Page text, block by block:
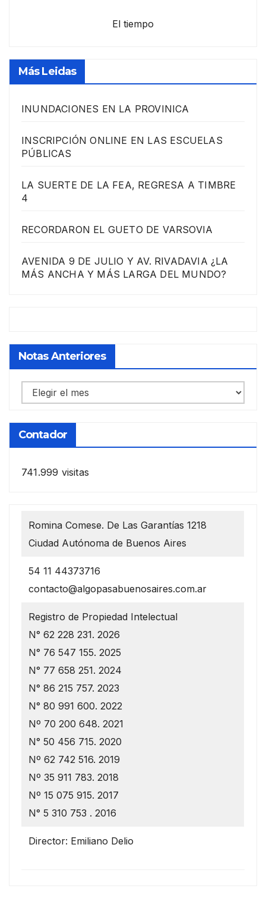
El tiempo
Más Leidas
INUNDACIONES EN LA PROVINICA
INSCRIPCIÓN ONLINE EN LAS ESCUELAS
PÚBLICAS
LA SUERTE DE LA FEA, REGRESA A TIMBRE
4
RECORDARON EL GUETO DE VARSOVIA
AVENIDA 9 DE JULIO Y AV. RIVADAVIA ¿LA
MÁS ANCHA Y MÁS LARGA DEL MUNDO?
Notas Anteriores
Notas
anteriores
Contador
741.999 visitas
Romina Comese. De Las Garantías 1218
Ciudad Autónoma de Buenos Aires
54 11 44373716
contacto@algopasabuenosaires.com.ar
Registro de Propiedad Intelectual
N° 62 228 231. 2026
N° 76 547 155. 2025
N° 77 658 251. 2024
N° 86 215 757. 2023
N° 80 991 600. 2022
Nº 70 200 648. 2021
N° 50 456 715. 2020
Nº 62 742 516. 2019
Nº 35 911 783. 2018
Nº 15 075 915. 2017
N° 5 310 753 . 2016
Director: Emiliano Delio